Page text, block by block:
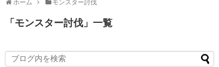
ホーム モンスター討伐
「 モンスター討伐 」 一覧